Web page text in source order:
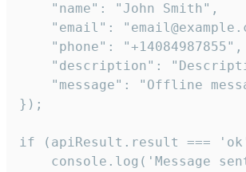
    "name": "John Smith",
"email":
    "phone": "+14084987855",
"description":
"message": "Offline
});
if (apiResult.result ===
console.log('Message